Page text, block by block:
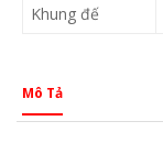
Khung đế
Mô Tả